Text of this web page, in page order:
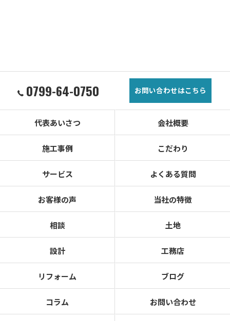
0799-64-0750 お問い合わせはこちら
代表あいさつ 会社概要
施工事例 こだわり
サービス よくある質問
お客様の声 当社の特徴
相談 土地
設計 工務店
リフォーム ブログ
コラム お問い合わせ